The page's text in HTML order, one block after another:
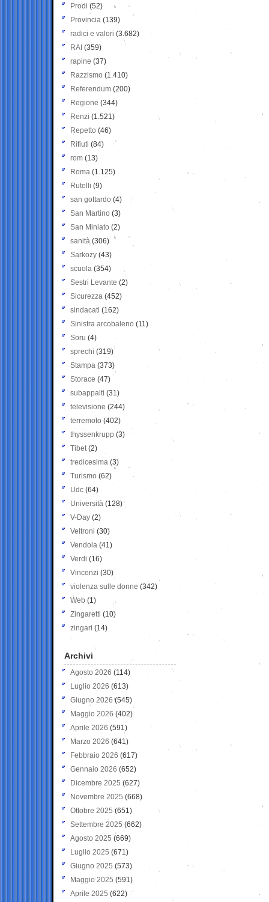
Prodi (52)
Provincia (139)
radici e valori (3.682)
RAI (359)
rapine (37)
Razzismo (1.410)
Referendum (200)
Regione (344)
Renzi (1.521)
Repetto (46)
Rifiuti (84)
rom (13)
Roma (1.125)
Rutelli (9)
san gottardo (4)
San Martino (3)
San Miniato (2)
sanità (306)
Sarkozy (43)
scuola (354)
Sestri Levante (2)
Sicurezza (452)
sindacati (162)
Sinistra arcobaleno (11)
Soru (4)
sprechi (319)
Stampa (373)
Storace (47)
subappalti (31)
televisione(244)
terremoto (402)
thyssenkrupp (3)
Tibet(2)
tredicesima (3)
Turismo (62)
Udc (64)
Università (128)
V-Day (2)
Veltroni (30)
Vendola (41)
Verdi (16)
Vincenzi (30)
violenza sulle donne (342)
Web (1)
Zingaretti (10)
zingari (14)
Archivi
Agosto 2026 (114)
Luglio 2026 (613)
Giugno 2026 (545)
Maggio 2026 (402)
Aprile 2026 (591)
Marzo 2026 (641)
Febbraio 2026 (617)
Gennaio 2026 (652)
Dicembre 2025 (627)
Novembre 2025 (668)
Ottobre 2025 (651)
Settembre 2025 (662)
Agosto 2025 (669)
Luglio 2025 (671)
Giugno 2025 (573)
Maggio 2025 (591)
Aprile 2025 (622)